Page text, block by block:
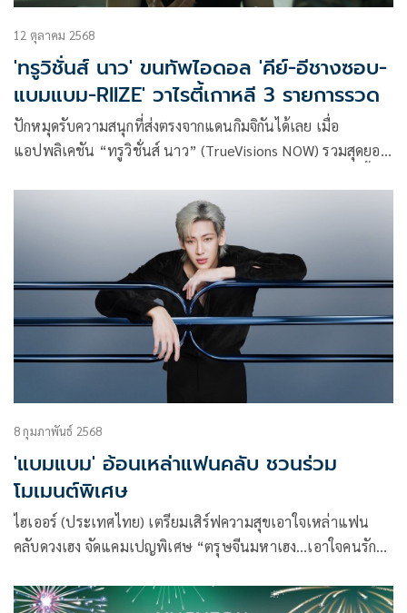
12 ตุลาคม 2568
'ทรูวิชั่นส์ นาว' ขนทัพไอดอล 'คีย์-อีชางซอบ-
แบมแบม-RIIZE' วาไรตี้เกาหลี 3 รายการรวด
ปักหมุดรับความสนุกที่ส่งตรงจากแดนกิมจิกันได้เลย เมื่อ
แอปพลิเคชัน “ทรูวิชั่นส์ นาว” (TrueVisions NOW) รวมสุดยอด
ออกอากาศให้ได้รับชมพร้อมกัน สด ใหม่ สนุกแบบไร้รอยต่อ รับ
ประกันความเอ็กซ์คลูซีฟ ที่ “ทรูวิชั่นส์ นาว” ที่เดียว! สนุกไปกับ
ซับไทย สตรีมพร้อมเกาหลี
8 กุมภาพันธ์ 2568
'แบมแบม' อ้อนเหล่าแฟนคลับ ชวนร่วม
โมเมนต์พิเศษ
ไฮเออร์ (ประเทศไทย) เตรียมเสิร์ฟความสุขเอาใจเหล่าแฟน
คลับดวงเฮง จัดแคมเปญพิเศษ “ตรุษจีนมหาเฮง…เอาใจคนรัก
แบมแบม-กันต์พิมุกต์ ภูวกุล